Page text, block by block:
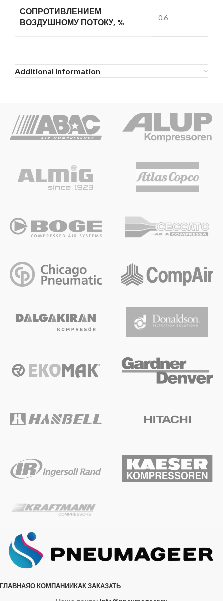
СОПРОТИВЛЕНИЕМ
ВОЗДУШНОМУ ПОТОКУ, %
0.6
Additional information
ГЛАВНАЯО КОМПАНИИКАК ЗАКАЗАТЬ